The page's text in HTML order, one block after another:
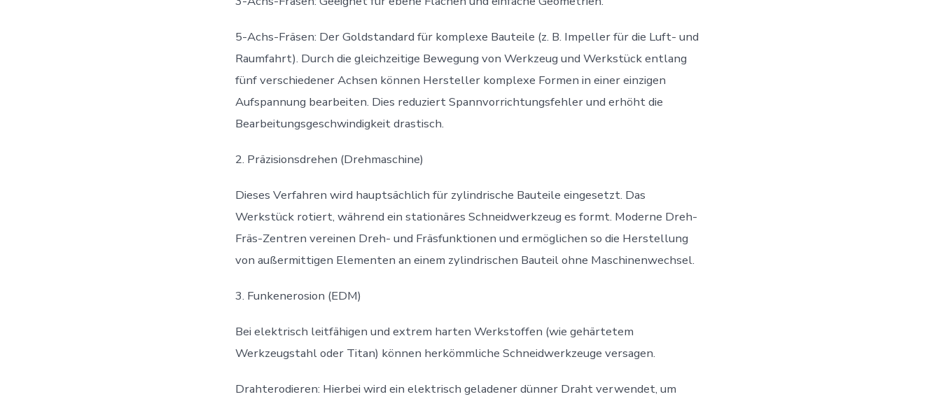
5-Achs-Fräsen: Der Goldstandard für komplexe Bauteile (z. B. Impeller für die Luft- und
Raumfahrt). Durch die gleichzeitige Bewegung von Werkzeug und Werkstück entlang
fünf verschiedener Achsen können Hersteller komplexe Formen in einer einzigen
Aufspannung bearbeiten. Dies reduziert Spannvorrichtungsfehler und erhöht die
Bearbeitungsgeschwindigkeit drastisch.
2. Präzisionsdrehen (Drehmaschine)
Dieses Verfahren wird hauptsächlich für zylindrische Bauteile eingesetzt. Das
Werkstück rotiert, während ein stationäres Schneidwerkzeug es formt. Moderne Dreh-
Fräs-Zentren vereinen Dreh- und Fräsfunktionen und ermöglichen so die Herstellung
von außermittigen Elementen an einem zylindrischen Bauteil ohne Maschinenwechsel.
3. Funkenerosion (EDM)
Bei elektrisch leitfähigen und extrem harten Werkstoffen (wie gehärtetem
Werkzeugstahl oder Titan) können herkömmliche Schneidwerkzeuge versagen.
Drahterodieren: Hierbei wird ein elektrisch geladener dünner Draht verwendet, um